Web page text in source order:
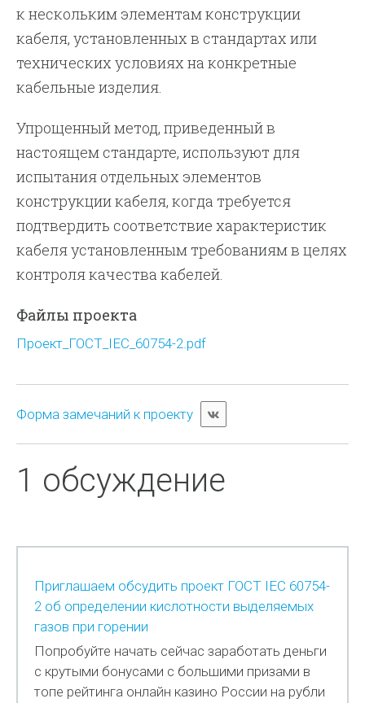
к нескольким элементам конструкции
кабеля, установленных в стандартах или
технических условиях на конкретные
кабельные изделия.
Упрощенный метод, приведенный в
настоящем стандарте, используют для
испытания отдельных элементов
конструкции кабеля, когда требуется
подтвердить соответствие характеристик
кабеля установленным требованиям в целях
контроля качества кабелей.
Файлы проекта
Проект_ГОСТ_IEC_60754-2.pdf
Форма замечаний к проекту
1 обсуждение
Приглашаем обсудить проект ГОСТ IEC 60754-
2 об определении кислотности выделяемых
газов при горении
Попробуйте начать сейчас заработать деньги
с крутыми бонусами с большими призами в
топе рейтинга онлайн казино России на рубли